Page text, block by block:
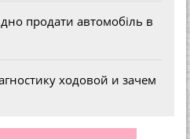
продати автомобіль в
ходовой и зачем